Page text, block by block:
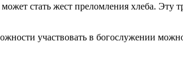
стать жест преломления хлеба. Эту
участвовать в богослужении